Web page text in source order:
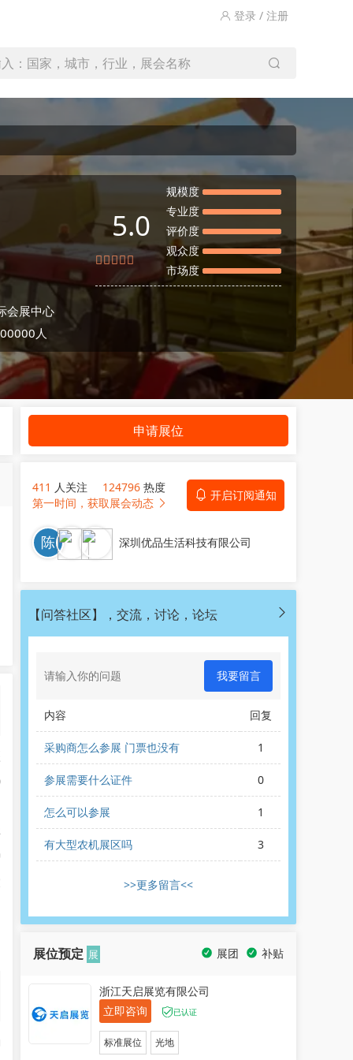
登录 / 注册
：国家，城市，行业，展会名称
会展中心
人
5.0
规模度
专业度
评价度
观众度
市场度
申请展位
411 人关注 124796 热度
开启订阅通知
第一时间，获取展会动态
深圳优品生活科技有限公司
【问答社区】，交流，讨论，论坛
我要留言
内容 回复
采购商怎么参展 门票也没有 1
参展需要什么证件 0
怎么可以参展 1
有大型农机展区吗 3
>>更多留言<<
展位预定 展 补贴
展团
浙江天启展览有限公司
立即咨询
已认证
标准展位 光地